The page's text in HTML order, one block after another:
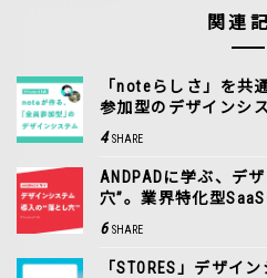
関連
「noteらしさ」を共
参加型のデザインシ
4 SHARE
ANDPADに学ぶ、デ
穴”。業界特化型
6 SHARE
「STORES」デザイ